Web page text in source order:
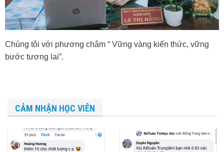
Chúng tôi với phương châm “ Vững vàng kiến thức, vững
bước tương lai”.
CẢM NHẬN HỌC VIÊN